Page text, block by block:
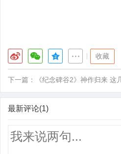
收藏
下一篇： 《纪念碑谷2》神作归来 这
最新评论(1)